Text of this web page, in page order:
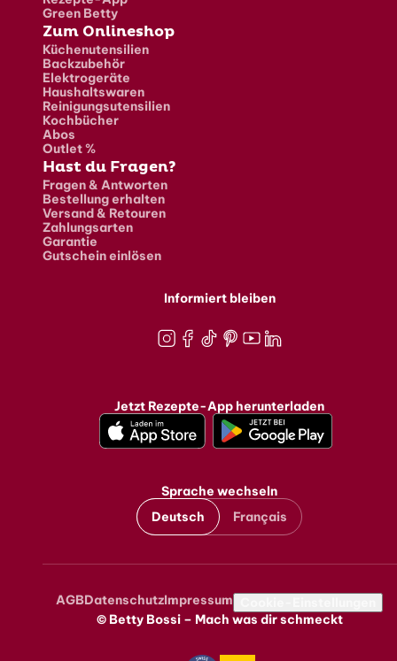
Green Betty
Zum Onlineshop
Küchenutensilien
Backzubehör
Elektrogeräte
Haushaltswaren
Reinigungsutensilien
Kochbücher
Abos
Outlet %
Hast du Fragen?
Fragen & Antworten
Bestellung erhalten
Versand & Retouren
Zahlungsarten
Garantie
Gutschein einlösen
Informiert bleiben
Jetzt Rezepte-App herunterladen
Sprache wechseln
Deutsch
Français
Metanavigation
AGBDatenschutzImpressum
© Betty Bossi – Mach was dir schmeckt